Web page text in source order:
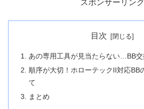
スポンサーリンク
目次
あの専用工具が見当たらない…BB
順序が大切！ホローテックII対応BB
て
まとめ